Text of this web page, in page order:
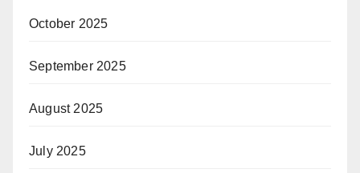
October 2025
September 2025
August 2025
July 2025